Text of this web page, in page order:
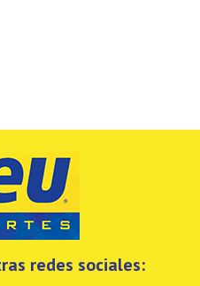
redes sociales: